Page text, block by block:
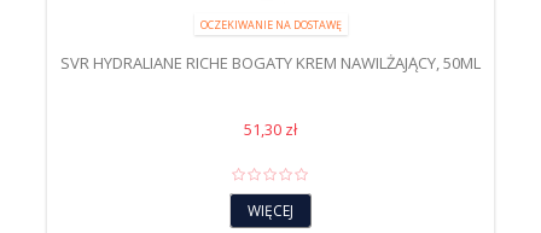
OCZEKIWANIE NA DOSTAWĘ
SVR HYDRALIANE RICHE BOGATY KREM NAWILŻAJĄCY, 50ML
51,30 zł
WIĘCEJ